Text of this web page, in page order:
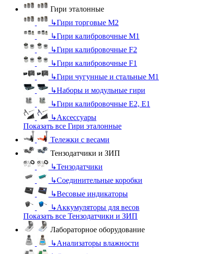
Гири эталонные
↳Гири торговые М2
↳Гири калибровочные М1
↳Гири калибровочные F2
↳Гири калибровочные F1
↳Гири чугунные и стальные М1
↳Наборы и модульные гири
↳Гири калибровочные E2, Е1
↳Аксессуары
Показать все Гири эталонные
Тележки с весами
Тензодатчики и ЗИП
↳Тензодатчики
↳Соединительные коробки
↳Весовые индикаторы
↳Аккумуляторы для весов
Показать все Тензодатчики и ЗИП
Лабораторное оборудование
↳Анализаторы влажности